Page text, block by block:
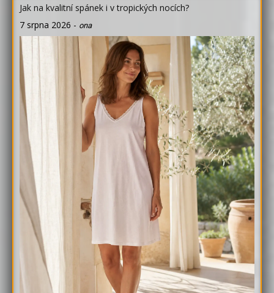
Jak na kvalitní spánek i v tropických nocích?
7 srpna 2026 - ona